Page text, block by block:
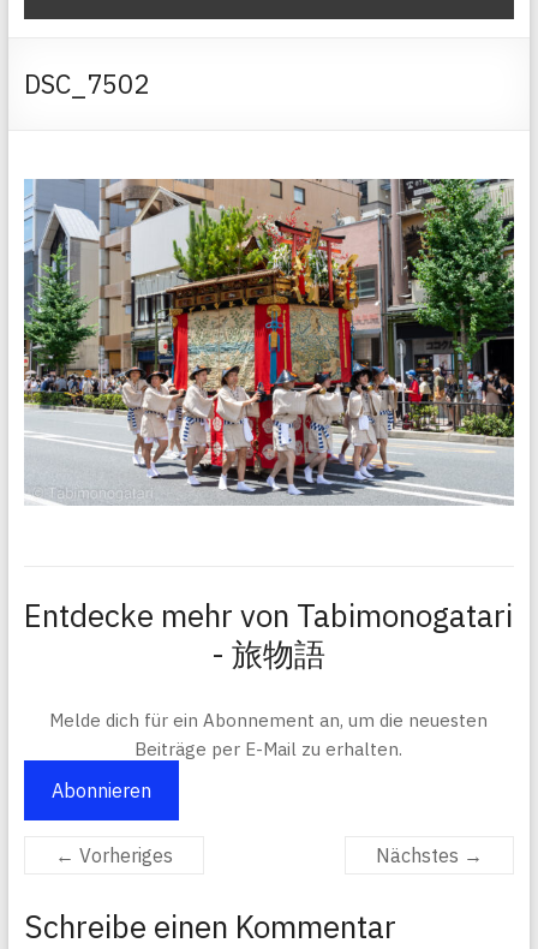
DSC_7502
Entdecke mehr von Tabimonogatari
- 旅物語
Melde dich für ein Abonnement an, um die neuesten
Beiträge per E-Mail zu erhalten.
Abonnieren
← Vorheriges Nächstes →
Schreibe einen Kommentar